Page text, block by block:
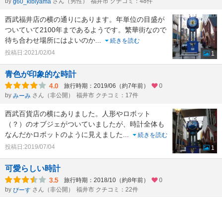
g60_kibiyama
西武福井店の横の通りにあります。年単位の目盛が
ついていて2100年まであるようです。繁華街なので
待ち合わせ場所にはよいのか...
続きを読む
投稿日:2021/02/04
1
青色が印象的な時計
4.0 旅行時期：2019/06（約7年前）
0
by みーみ さん（非公開） 福井市 クチコミ：17件
西武百貨店の横にありました。人形やロボット
（？）のオブジェがついていましたが、時計全体も
なんだかロボットのように見えました...
続きを読む
投稿日:2019/07/04
1
可愛らしい時計
3.5 旅行時期：2018/10（約8年前）
0
by ぴーす さん（非公開） 福井市 クチコミ：22件